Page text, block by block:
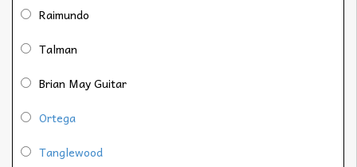
Raimundo
Talman
Brian May Guitar
Ortega
Tanglewood